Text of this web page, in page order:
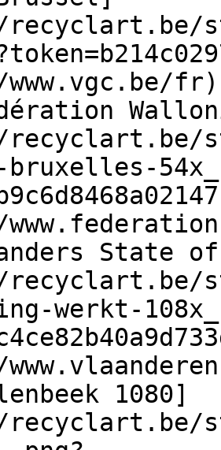
fr)
State
werkt-
1080]